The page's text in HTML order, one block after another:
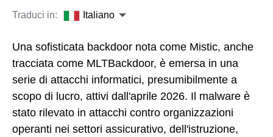
Traduci in:
Italiano
Una sofisticata backdoor nota come Mistic, anche
tracciata come MLTBackdoor, è emersa in una
serie di attacchi informatici, presumibilmente a
scopo di lucro, attivi dall'aprile 2026. Il malware è
stato rilevato in attacchi contro organizzazioni
operanti nei settori assicurativo, dell'istruzione,